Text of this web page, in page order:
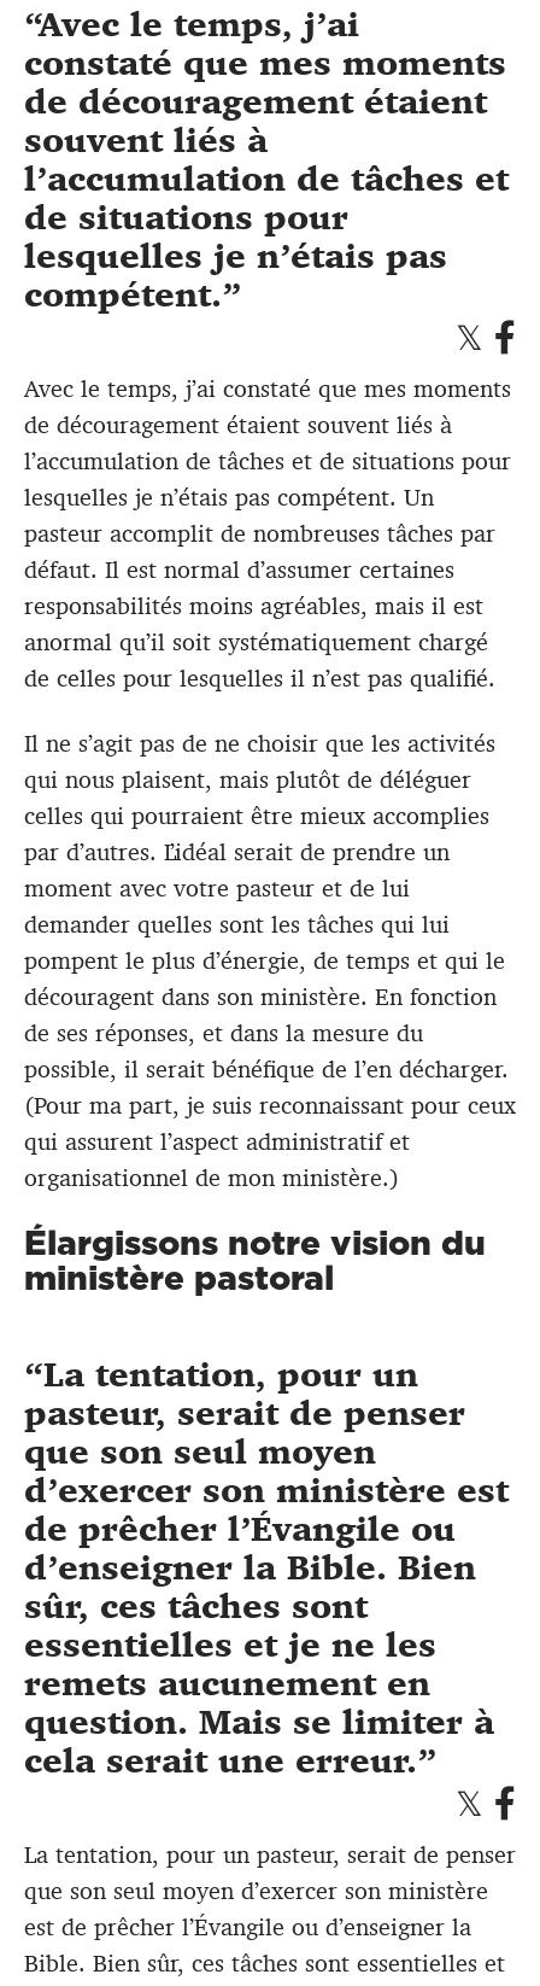
Avec le temps, j’ai
constaté que mes moments
de découragement étaient
souvent liés à
l’accumulation de tâches et
de situations pour
lesquelles je n’étais pas
compétent.
Avec le temps, j’ai constaté que mes moments
de découragement étaient souvent liés à
l’accumulation de tâches et de situations pour
lesquelles je n’étais pas compétent. Un
pasteur accomplit de nombreuses tâches par
défaut. Il est normal d’assumer certaines
responsabilités moins agréables, mais il est
anormal qu’il soit systématiquement chargé
de celles pour lesquelles il n’est pas qualifié.
Il ne s’agit pas de ne choisir que les activités
qui nous plaisent, mais plutôt de déléguer
celles qui pourraient être mieux accomplies
par d’autres. L’idéal serait de prendre un
moment avec votre pasteur et de lui
demander quelles sont les tâches qui lui
pompent le plus d’énergie, de temps et qui le
découragent dans son ministère. En fonction
de ses réponses, et dans la mesure du
possible, il serait bénéfique de l’en décharger.
(Pour ma part, je suis reconnaissant pour ceux
qui assurent l’aspect administratif et
organisationnel de mon ministère.)
Élargissons notre vision du
ministère pastoral
La tentation, pour un
pasteur, serait de penser
que son seul moyen
d’exercer son ministère est
de prêcher l’Évangile ou
d’ensei­gner la Bible. Bien
sûr, ces tâches sont
essentielles et je ne les
remets aucunement en
question. Mais se limiter à
cela serait une erreur.
La tentation, pour un pasteur, serait de penser
que son seul moyen d’exercer son ministère
est de prêcher l’Évangile ou d’ensei­gner la
Bible. Bien sûr, ces tâches sont essentielles et